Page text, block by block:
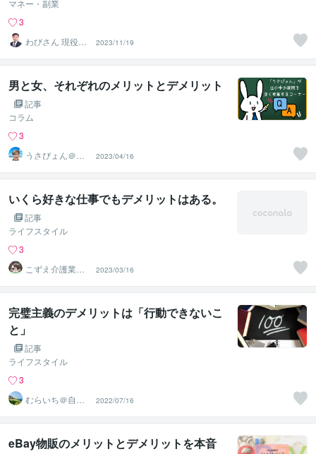
マネー・副業
3
わびさん 現役サ
ラリーマン大家
2023/11/19
男と女、それぞれのメリットとデメリット
記事
コラム
3
うさぴょん＠癒
し系アラフィフ
心寄り添い人
2023/04/16
いくら好きな仕事でもデメリットはある。
記事
ライフスタイル
3
こずえ介護業界1
8年＆現役ケアマ
ネ
2023/03/16
完璧主義のデメリットは「行動できないこ
と」
記事
ライフスタイル
3
むらいち＠自己
啓発ライター
2022/07/16
eBay物販のメリットとデメリットを本音